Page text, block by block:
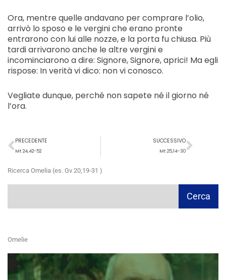
Ora, mentre quelle andavano per comprare l’olio,
arrivò lo sposo e le vergini che erano pronte
entrarono con lui alle nozze, e la porta fu chiusa. Più
tardi arrivarono anche le altre vergini e
incominciarono a dire: Signore, Signore, aprici! Ma egli
rispose: In verità vi dico: non vi conosco.
Vegliate dunque, perché non sapete né il giorno né
l’ora.
Precedente
PRECEDENTE
Mt 24,42-52
SUCCESSIVO
Mt 25,14-30
Ricerca Omelia (es. Gv 20,19-31 )
Cerca
Omelie